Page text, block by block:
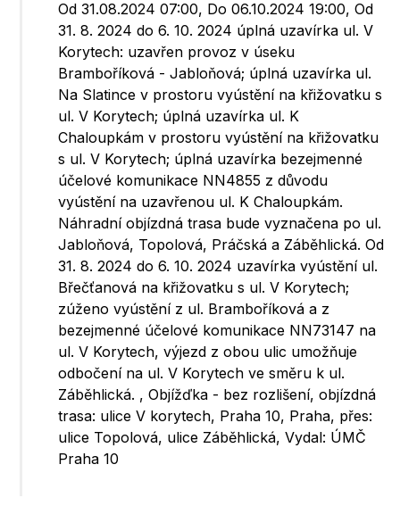
Od 31.08.2024 07:00, Do 06.10.2024 19:00, Od
31. 8. 2024 do 6. 10. 2024 úplná uzavírka ul. V
Korytech: uzavřen provoz v úseku
Bramboříková - Jabloňová; úplná uzavírka ul.
Na Slatince v prostoru vyústění na křižovatku s
ul. V Korytech; úplná uzavírka ul. K
Chaloupkám v prostoru vyústění na křižovatku
s ul. V Korytech; úplná uzavírka bezejmenné
účelové komunikace NN4855 z důvodu
vyústění na uzavřenou ul. K Chaloupkám.
Náhradní objízdná trasa bude vyznačena po ul.
Jabloňová, Topolová, Práčská a Záběhlická. Od
31. 8. 2024 do 6. 10. 2024 uzavírka vyústění ul.
Břečťanová na křižovatku s ul. V Korytech;
zúženo vyústění z ul. Bramboříková a z
bezejmenné účelové komunikace NN73147 na
ul. V Korytech, výjezd z obou ulic umožňuje
odbočení na ul. V Korytech ve směru k ul.
Záběhlická. , Objížďka - bez rozlišení, objízdná
trasa: ulice V korytech, Praha 10, Praha, přes:
ulice Topolová, ulice Záběhlická, Vydal: ÚMČ
Praha 10